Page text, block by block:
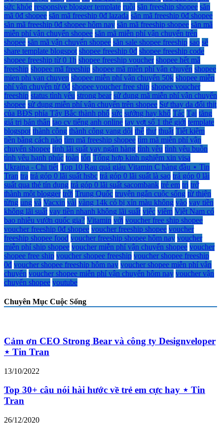
sức khỏe responsive blogger template ruồi săn freeship shopee săn
mã 0đ shopee săn mã freeship 0đ lazada săn mã freeship 0đ shopee
săn mã freeship 0đ shopee hôm nay săn mã freeship shopee săn mã
miễn phí vận chuyển shopee săn mã miễn phí vận chuyển trên
shopee săn mã vận chuyển shopee săn sale shopee freeship sao sẽ
share template blogspot shopee freeship 0đ shopee freeship code
shopee freeship từ 0 1h shopee freeship voucher shopee hết mã
freeship shopee mã freeship shopee mã miễn phí vận chuyển shopee
mien phi van chuyen shopee miễn phí vận chuyển 50k shopee miễn
phí vận chuyển từ 0đ shopee voucher free ship shopee voucher
freeship status tình yêu strong bear sử dụng mã miễn phí vận chuyển
shopee sử dụng miễn phí vận chuyển trên shopee Sự thay da đổi thịt
của BĐS phía Tây Bắc thành phố sức sướng hay khổ Tác Tại tăng
giá trị bản thân tạo cv tiếng anh online tay vợt số 1 thế giới template
blogspot thành công thành công vang dội thế thư thuật Tiết kiệm
tiền bằng cách nào tìm mã freeship shopee tìm mã miễn phí vận
chuyển shopee tính lãi suất vay ngân hàng tình yêu tình yêu buồn
tình yêu hạnh phúc toàn tổn Tổng hợp kinh nghiệm xin visa
Ukraina - Chi tiết Top 10 Rau quả giàu Vitamin C hàng đầu ⋆ Tin
Tran tra trả góp 0 lãi suất hsbc trả góp 0 lãi suất là sao trả góp 0 lãi
suất qua thẻ tín dụng trả góp 0 lãi suất sacombank trẻ em trị trở
thành một blogger trời Trung Quốc truyện ngắn cuộc sống từ thiện
từng ung và Vacxin vài vàng 14k có bị xỉn màu không vào vay tiền
không lãi suất vay tiền nhanh không lãi suất việc viêm Việt Nam có
bao nhiêu vườn quốc gia? Vitamin với voucher free ship shopee
voucher freeship 0đ shopee voucher freeship shopee voucher
freeship shopee food voucher freeship shopee hôm nay voucher
miễn phí ship shopee voucher miễn phí vận chuyển shopee voucher
shopee free ship voucher shopee freeship voucher shopee freeship
0đ voucher shopee freeship hôm nay voucher shopee miễn phí vận
chuyển voucher shopee miễn phí vận chuyển hôm nay voucher vận
chuyển shopee youtube
Chuyên Mục Cuộc Sống
Cảm ơn CEO Strong Bear và công ty Designveloper
⋆ Tin Tran
13/10/2022
Top 30+ câu nói hài hước về trẻ em cực hay ⋆ Tin
Tran
26/12/2020